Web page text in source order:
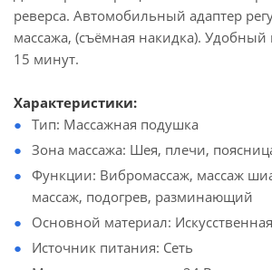
реверса. Автомобильный адаптер
массажа, (съёмная накидка). Удобный
15 минут.
Характеристики:
Тип: Массажная подушка
Зона массажа: Шея, плечи,
Функции: Вибромассаж, массаж
массаж, подогрев, разминающий
Основной материал:
Источник питания: Сеть